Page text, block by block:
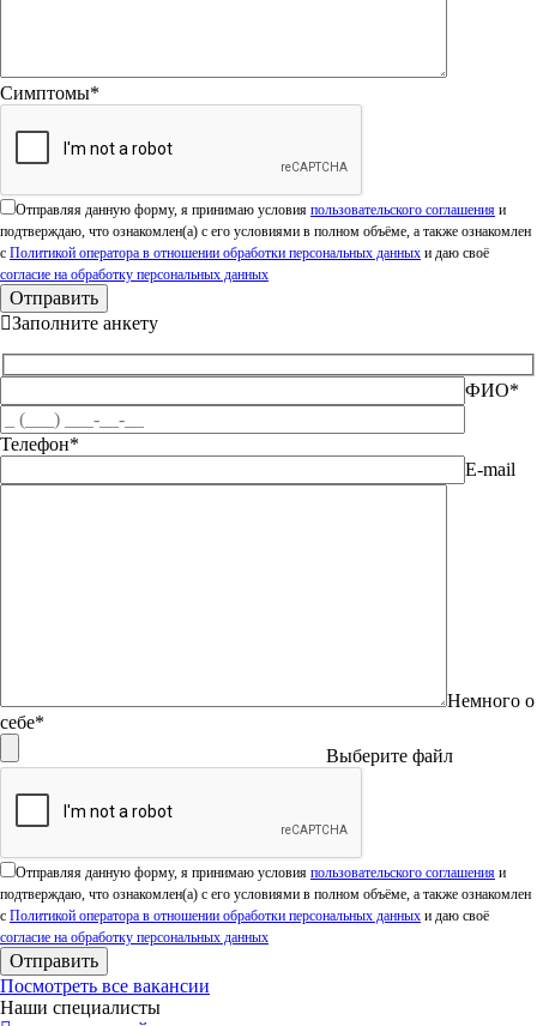
Симптомы*
Отправляя данную форму, я принимаю условия пользовательского соглашения и
подтверждаю, что ознакомлен(а) с его условиями в полном объёме, а также ознакомлен
с Политикой оператора в отношении обработки персональных данных и даю своё
согласие на обработку персональных данных
Заполните анкету
ФИО*
Телефон*
E-mail
Немного о
себе*
Выберите файл
Отправляя данную форму, я принимаю условия пользовательского соглашения и
подтверждаю, что ознакомлен(а) с его условиями в полном объёме, а также ознакомлен
с Политикой оператора в отношении обработки персональных данных и даю своё
согласие на обработку персональных данных
Посмотреть все вакансии
Наши специалисты